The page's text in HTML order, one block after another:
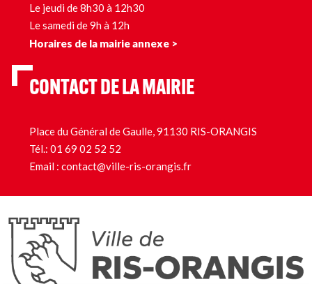
Le jeudi de 8h30 à 12h30
Le samedi de 9h à 12h
Horaires de la mairie annexe >
CONTACT DE LA MAIRIE
Place du Général de Gaulle, 91130 RIS-ORANGIS
Tél.: 01 69 02 52 52
Email : contact@ville-ris-orangis.fr